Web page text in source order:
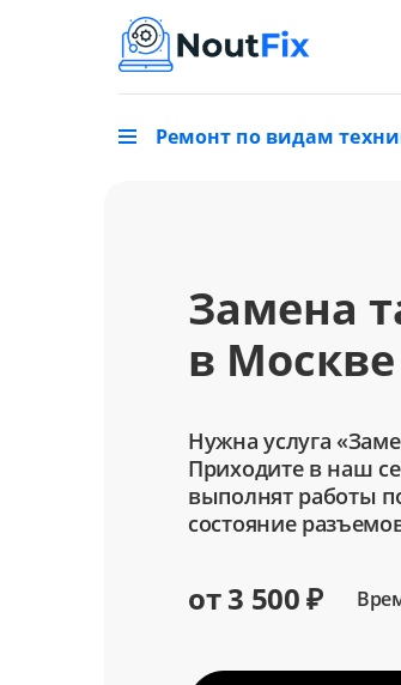
Ремонт по видам
Замена
в Москве
Нужна услуга
Приходите в наш
выполнят работы
состояние
от 3 500 ₽